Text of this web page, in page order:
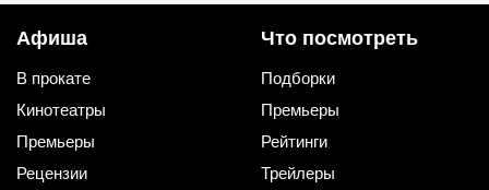
Афиша
В прокате
Кинотеатры
Премьеры
Рецензии
Что посмотреть
Подборки
Премьеры
Рейтинги
Трейлеры